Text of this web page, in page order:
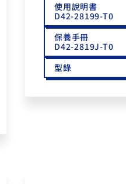
使用說明書
D42-28199-T0
保養手冊
D42-2819J-T0
型錄